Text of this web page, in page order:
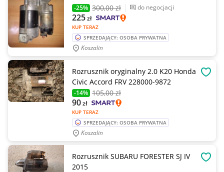
-25% 300,00 zł do negocjacji
KUP TERAZ
225zł
SPRZEDAJĄCY: OSOBA PRYWATNA
Koszalin
Rozrusznik oryginalny 2.0 K20 Honda
Civic Accord FRV 228000-9872
-14% 105,00 zł
KUP TERAZ
90zł
SPRZEDAJĄCY: OSOBA PRYWATNA
Koszalin
Rozrusznik SUBARU FORESTER SJ IV
2015